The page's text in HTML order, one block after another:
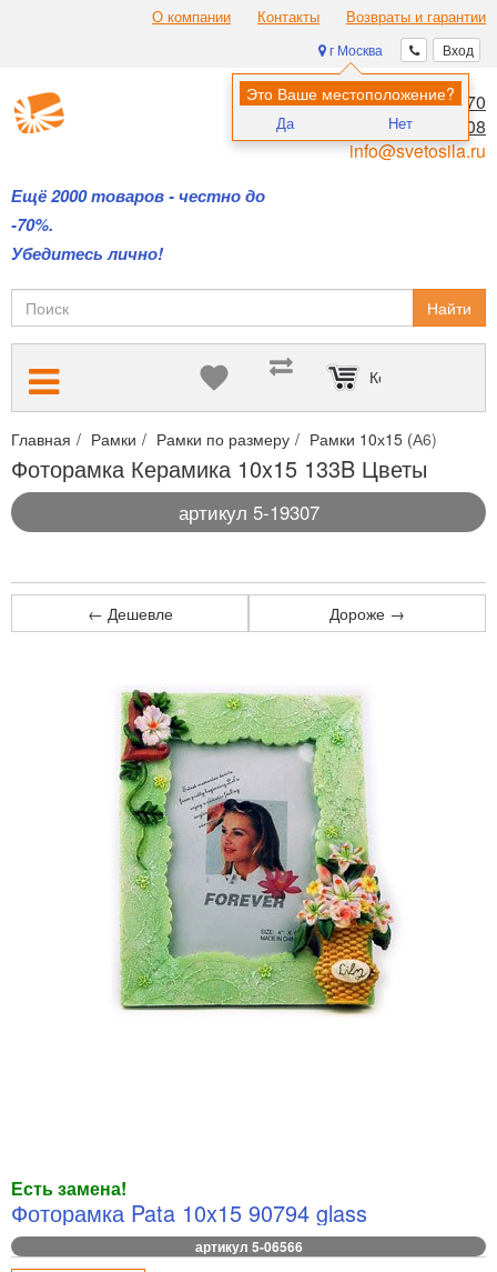
О компании Контакты Возвраты и гарантии
Вход
г Москва
Это Ваше местоположение?
Да Нет
Ещё 2000 товаров - честно до
-70%.
Убедитесь лично!
8 (495) 970-00-70
8 (800) 700-11-08
info@svetosila.ru
Найти
Корзина пуста
Главная Рамки Рамки по размеру Рамки 10х15 (А6)
Фоторамка Керамика 10x15 133B Цветы
артикул 5-19307
← Дешевле Дороже →
Есть замена!
Фоторамка Pata 10x15 90794 glass
артикул 5-06566